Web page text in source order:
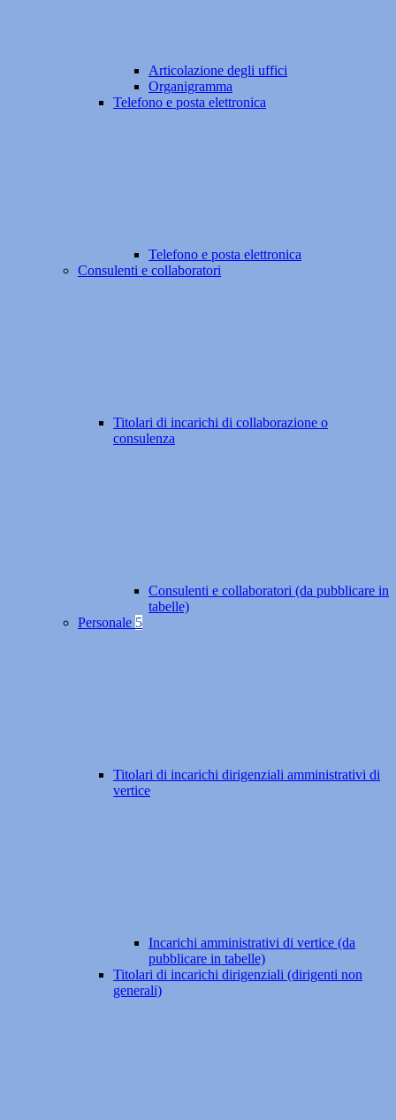
Articolazione degli uffici
Organigramma
Telefono e posta elettronica
Telefono e posta elettronica
Consulenti e collaboratori
Titolari di incarichi di collaborazione o
consulenza
Consulenti e collaboratori (da pubblicare in
tabelle)
Personale 5
Titolari di incarichi dirigenziali amministrativi di
vertice
Incarichi amministrativi di vertice (da
pubblicare in tabelle)
Titolari di incarichi dirigenziali (dirigenti non
generali)